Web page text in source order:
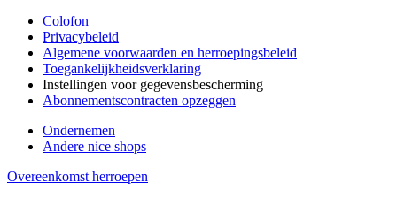
Colofon
Privacybeleid
Algemene voorwaarden en herroepingsbeleid
Toegankelijkheidsverklaring
Instellingen voor gegevensbescherming
Abonnementscontracten opzeggen
Ondernemen
Andere nice shops
Overeenkomst herroepen